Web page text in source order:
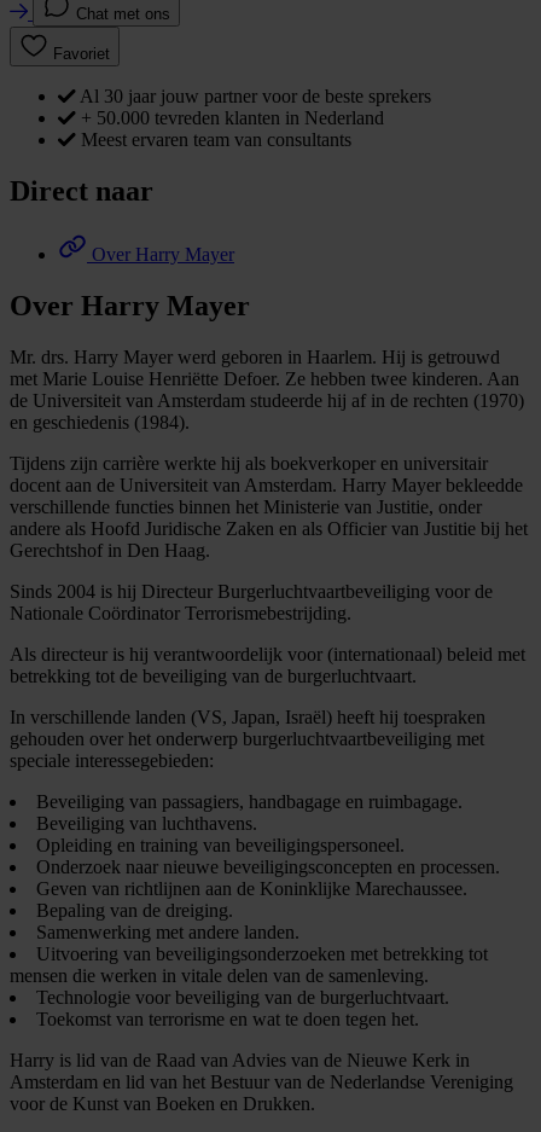
Chat met ons
Favoriet
Al 30 jaar jouw partner voor de beste sprekers
+ 50.000 tevreden klanten in Nederland
Meest ervaren team van consultants
Direct naar
Over Harry Mayer
Over Harry Mayer
Mr. drs. Harry Mayer werd geboren in Haarlem. Hij is getrouwd
met Marie Louise Henriëtte Defoer. Ze hebben twee kinderen. Aan
de Universiteit van Amsterdam studeerde hij af in de rechten (1970)
en geschiedenis (1984).
Tijdens zijn carrière werkte hij als boekverkoper en universitair
docent aan de Universiteit van Amsterdam. Harry Mayer bekleedde
verschillende functies binnen het Ministerie van Justitie, onder
andere als Hoofd Juridische Zaken en als Officier van Justitie bij het
Gerechtshof in Den Haag.
Sinds 2004 is hij Directeur Burgerluchtvaartbeveiliging voor de
Nationale Coördinator Terrorismebestrijding.
Als directeur is hij verantwoordelijk voor (internationaal) beleid met
betrekking tot de beveiliging van de burgerluchtvaart.
In verschillende landen (VS, Japan, Israël) heeft hij toespraken
gehouden over het onderwerp burgerluchtvaartbeveiliging met
speciale interessegebieden:
Beveiliging van passagiers, handbagage en ruimbagage.
Beveiliging van luchthavens.
Opleiding en training van beveiligingspersoneel.
Onderzoek naar nieuwe beveiligingsconcepten en processen.
Geven van richtlijnen aan de Koninklijke Marechaussee.
Bepaling van de dreiging.
Samenwerking met andere landen.
Uitvoering van beveiligingsonderzoeken met betrekking tot
mensen die werken in vitale delen van de samenleving.
Technologie voor beveiliging van de burgerluchtvaart.
Toekomst van terrorisme en wat te doen tegen het.
Harry is lid van de Raad van Advies van de Nieuwe Kerk in
Amsterdam en lid van het Bestuur van de Nederlandse Vereniging
voor de Kunst van Boeken en Drukken.